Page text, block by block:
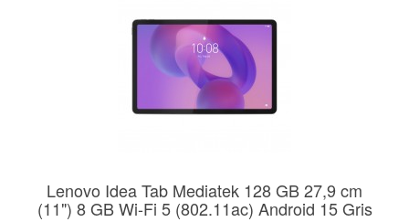
Lenovo Idea Tab Mediatek 128 GB 27,9 cm
(11") 8 GB Wi-Fi 5 (802.11ac) Android 15 Gris